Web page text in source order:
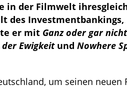
in der Filmwelt
des
er mit Ganz oder gar nicht
Ewigkeitund Nowhere
um seinen neuen